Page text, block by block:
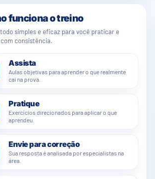
funciona o treino
simples e eficaz para você praticar e
consistência.
Assista
Aulas objetivas para aprender o que realmente
cai na prova.
Pratique
Exercícios direcionados para aplicar o que
aprendeu.
Envie para correção
Sua resposta é analisada por especialistas na
área.